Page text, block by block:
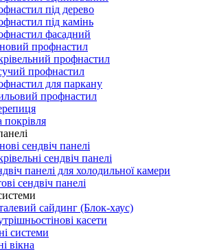
під дерево
під камінь
фасадний
профнастил
профнастил
профнастил
для паркану
профнастил
сендвіч панелі
сендвіч панелі
панелі для холодильної камери
сендвіч панелі
сайдинг (Блок-хаус)
касети
системи
вікна